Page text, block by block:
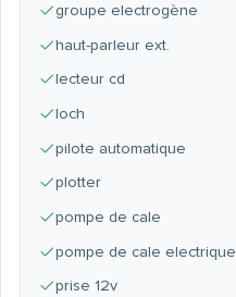
groupe electrogène
haut-parleur ext.
lecteur cd
loch
pilote automatique
plotter
pompe de cale
pompe de cale electrique
prise 12v